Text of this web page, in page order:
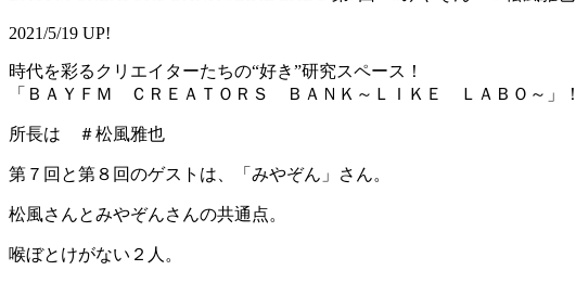
2021/5/19 UP!
時代を彩るクリエイターたちの“好き”研究スペース！
「ＢＡＹＦＭ ＣＲＥＡＴＯＲＳ ＢＡＮＫ～ＬＩＫＥ ＬＡＢＯ～」！
所長は ＃松風雅也
第７回と第８回のゲストは、「みやぞん」さん。
松風さんとみやぞんさんの共通点。
喉ぼとけがない２人。